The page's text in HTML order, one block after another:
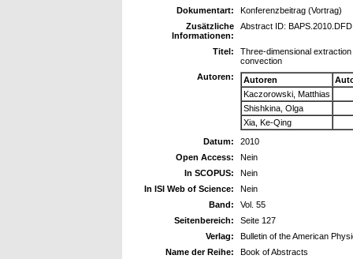
Dokumentart:
Konferenzbeitrag (Vortrag)
Zusätzliche
Informationen:
Abstract ID:
Titel:
Three-dimensional
convection
Autoren:
Autoren
Kaczorowski, Matthias
Shishkina, Olga
Xia, Ke-Qing
Datum:
2010
Open Access:
Nein
In SCOPUS:
Nein
In ISI Web of Science:
Nein
Band:
Vol. 55
Seitenbereich:
Seite 127
Verlag:
Bulletin of the American
Name der Reihe:
Book of Abstracts